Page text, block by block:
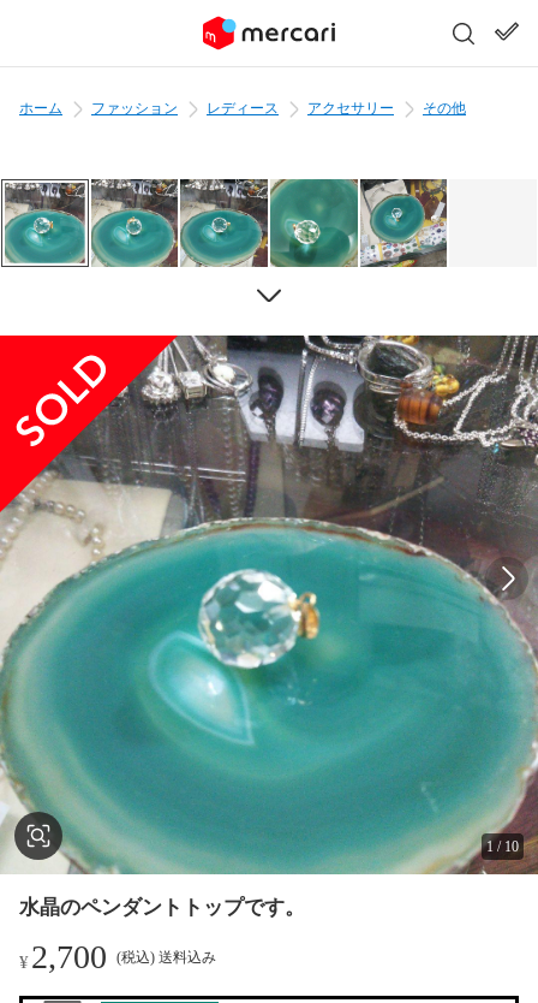
ホーム ファッション レディース アクセサリー その他
1 / 10
水晶のペンダントトップです。
¥2,700 (税込) 送料込み